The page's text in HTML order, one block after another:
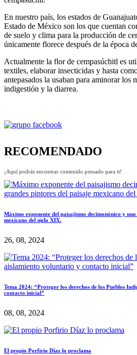
En nuestro país, los estados de
Estado de México son los que cuentan
de suelo y clima para la producción de
únicamente florece después de la época
Actualmente la flor de cempasúchitl es
textiles, elaborar insecticidas y hasta
antepasados la usaban para aminorar los
indigestión y la diarrea.
RECOMENDADO
¡Aquí podrás encontrar contenido pensado para ti!
Máximo exponente del paisajismo decimonónico y
mexicano del siglo XIX.
26, 08, 2024
Tema 2024: “Proteger los derechos de los Pueblos
contacto inicial”
08, 08, 2024
El propio Porfirio Díaz lo proclama